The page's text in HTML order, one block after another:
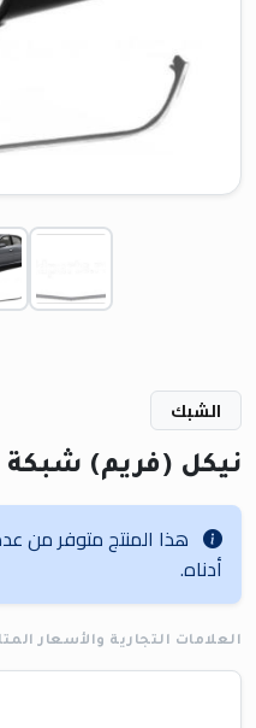
الشبك
نيكل (فريم) شبكة
هذا المنتج متوفر من
أدناه.
العلامات التجارية والأسعار